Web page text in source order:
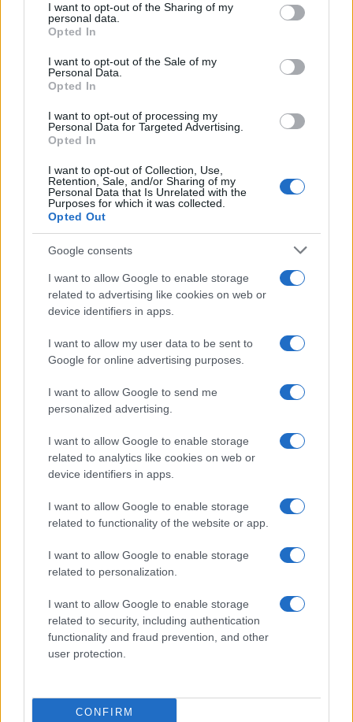
not limited to your visit or usage behaviour. You may click to
grant or deny consent to Google and its third-party tags to
use your data for below specified purposes in below Google
consent section.
I want to opt-out of the Sharing of my
personal data.
Opted In
I want to opt-out of the Sale of my
Personal Data.
Opted In
I want to opt-out of processing my
Personal Data for Targeted Advertising.
Opted In
I want to opt-out of Collection, Use,
Retention, Sale, and/or Sharing of my
Personal Data that Is Unrelated with the
Purposes for which it was collected.
Opted Out
Google consents
I want to allow Google to enable storage
related to advertising like cookies on web or
device identifiers in apps.
I want to allow my user data to be sent to
Google for online advertising purposes.
I want to allow Google to send me
personalized advertising.
I want to allow Google to enable storage
related to analytics like cookies on web or
device identifiers in apps.
I want to allow Google to enable storage
related to functionality of the website or app.
I want to allow Google to enable storage
related to personalization.
I want to allow Google to enable storage
related to security, including authentication
functionality and fraud prevention, and other
user protection.
CONFIRM
INVERSIONES
Guía para evaluar RWA: custodios, oráculos, liquidez y riesgo
Marta Ruiz · 6 Ago 2026
aplicar cada método
Marta Ruiz · 6 Ago 2026
INVERSIONES